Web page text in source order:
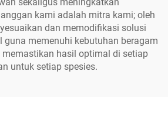
kami adalah mitra kami; oleh
dan memodifikasi solusi
guna memenuhi kebutuhan beragam
memastikan hasil optimal di setiap
untuk setiap spesies.